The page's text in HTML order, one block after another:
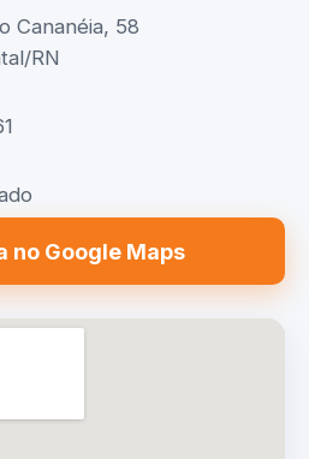
Cananéia, 58
RN
no Google Maps